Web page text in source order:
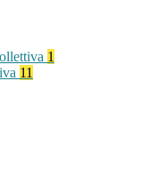
1
11